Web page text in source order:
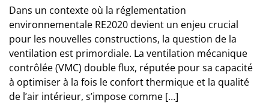
Dans un contexte où la réglementation
environnementale RE2020 devient un enjeu crucial
pour les nouvelles constructions, la question de la
ventilation est primordiale. La ventilation mécanique
contrôlée (VMC) double flux, réputée pour sa capacité
à optimiser à la fois le confort thermique et la qualité
de l’air intérieur, s’impose comme […]